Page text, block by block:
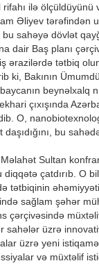
rifahı ilə
Əliyev tərəfindən
sahəyə dövlət
dair Baş planı
tətbiq
ki, Bakının
beynəlxalq
çıxışında
O,
bu
Sultan
çatdırıb. O
tətbiqinin
sağlam şəhər
çərçivəsində
sahələr üzrə
üzrə yeni
və müxtəlif